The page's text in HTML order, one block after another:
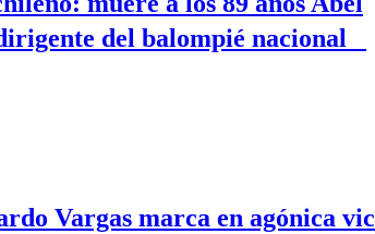
del balompié nacional
Vargas marca en agónica